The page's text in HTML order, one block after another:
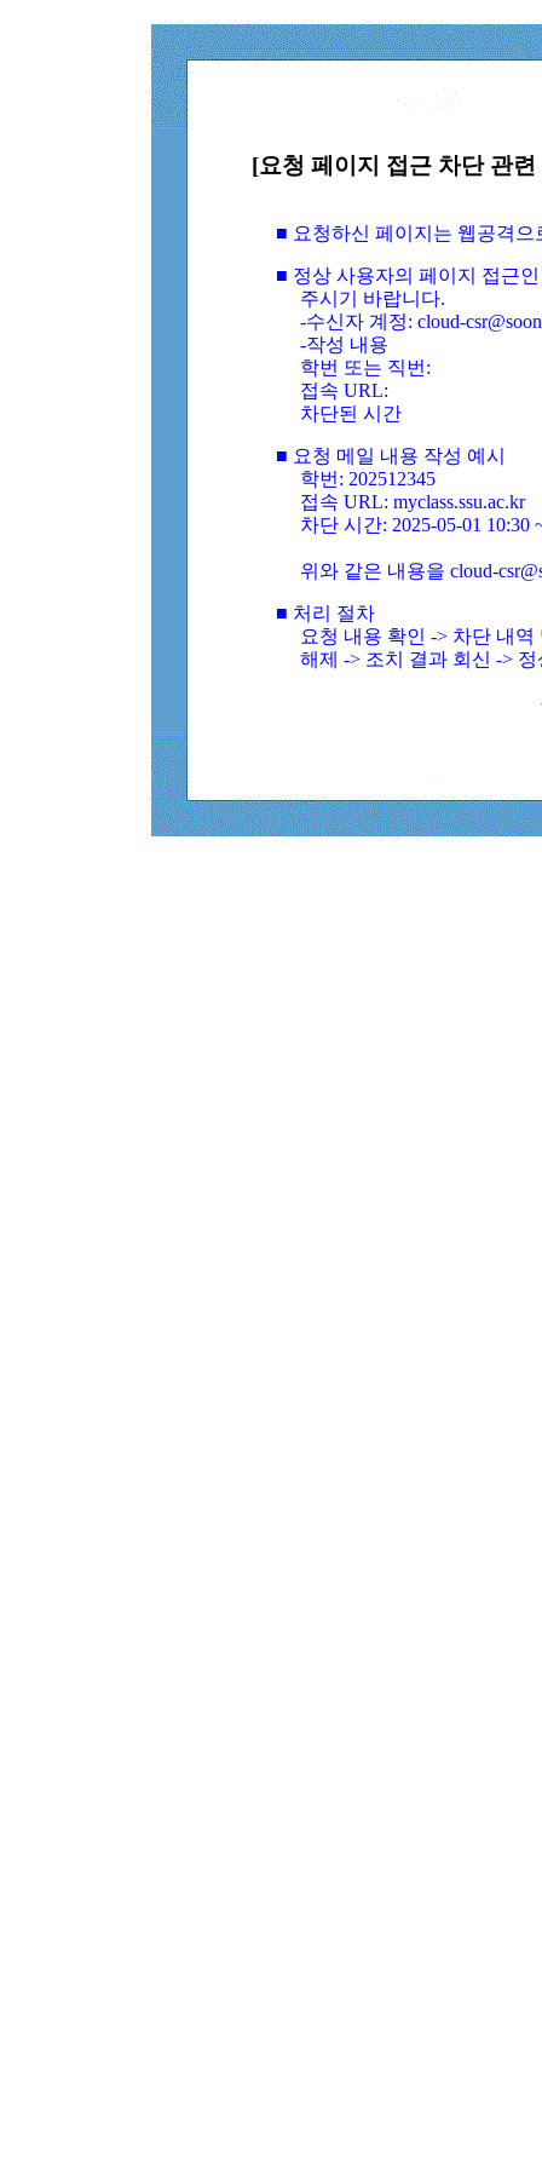
[요청 페이지 접근 차단 관
■ 요청하신 페이지는 웹공격
■ 정상 사용자의 페이지 접근
주시기 바랍니다.
-수신자 계정: cloud-
-작성 내용
학번 또는 직번:
접속 URL:
차단된 시간
■ 요청 메일 내용 작성 예시
학번: 202512345
접속 URL: myclass.ssu.ac.kr
차단 시간: 2025-05-01 10:30
위와 같은 내용을 cloud-
■ 처리 절차
요청 내용 확인 -> 차단 내
해제 -> 조치 결과 회신 ->